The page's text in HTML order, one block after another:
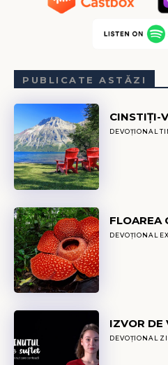
PUBLICATE ASTĂZI
CINSTIȚI-
DEVOȚIONAL
FLOAREA
DEVOȚIONAL
IZVOR DE
DEVOȚIONAL